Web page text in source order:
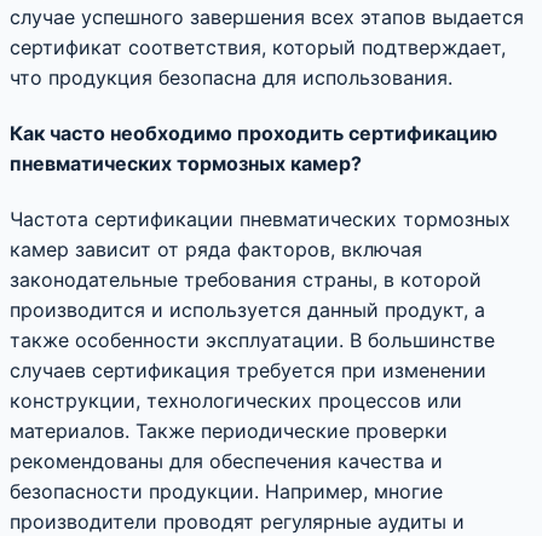
случае успешного завершения всех этапов выдается
сертификат соответствия, который подтверждает,
что продукция безопасна для использования.
Как часто необходимо проходить сертификацию
пневматических тормозных камер?
Частота сертификации пневматических тормозных
камер зависит от ряда факторов, включая
законодательные требования страны, в которой
производится и используется данный продукт, а
также особенности эксплуатации. В большинстве
случаев сертификация требуется при изменении
конструкции, технологических процессов или
материалов. Также периодические проверки
рекомендованы для обеспечения качества и
безопасности продукции. Например, многие
производители проводят регулярные аудиты и